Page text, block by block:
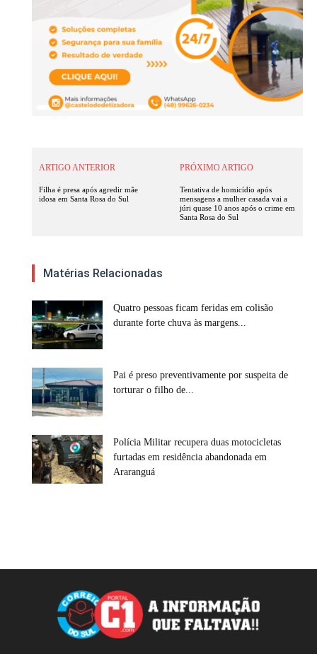
ARTIGO ANTERIOR
Filha é presa após agredir mãe
idosa em Santa Rosa do Sul
PRÓXIMO ARTIGO
Tentativa de homicídio após
mensagens a mulher casada vai a
júri quase 10 anos após o crime em
Santa Rosa do Sul
Matérias Relacionadas
Quatro pessoas ficam feridas em colisão
durante forte chuva às margens...
Pai é preso preventivamente por suspeita de
torturar o filho de...
Polícia Militar recupera duas motocicletas
furtadas em residência abandonada em
Araranguá